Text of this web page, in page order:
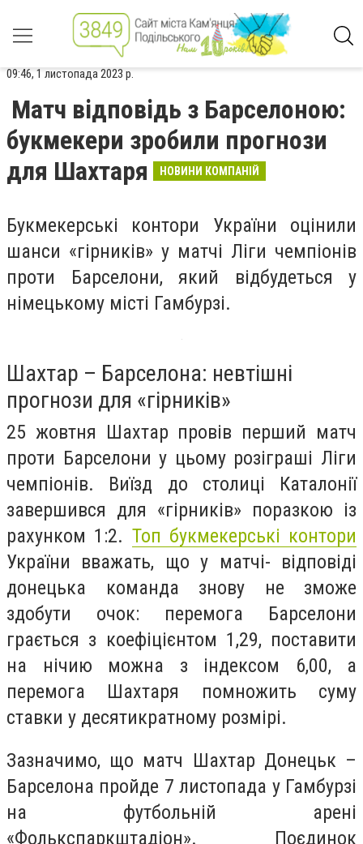
09:46, 1 листопада 2023 р.
Матч відповідь з Барселоною:
букмекери зробили прогнози
для Шахтаря
НОВИНИ КОМПАНІЙ
Букмекерські контори України оцінили
шанси «гірників» у матчі Ліги чемпіонів
проти Барселони, який відбудеться у
німецькому місті Гамбурзі.
Шахтар – Барселона: невтішні
прогнози для «гірників»
25 жовтня Шахтар провів перший матч
проти Барселони у цьому розіграші Ліги
чемпіонів. Виїзд до столиці Каталонії
завершився для «гірників» поразкою із
рахунком 1:2. Топ букмекерські контори
України вважать, що у матчі- відповіді
донецька команда знову не зможе
здобути очок: перемога Барселони
грається з коефіцієнтом 1,29, поставити
на нічию можна з індексом 6,00, а
перемога Шахтаря помножить суму
ставки у десятикратному розмірі.
Зазначимо, що матч Шахтар Донецьк –
Барселона пройде 7 листопада у Гамбурзі
на футбольній арені
«Фолькспаркштадіон». Поєдинок